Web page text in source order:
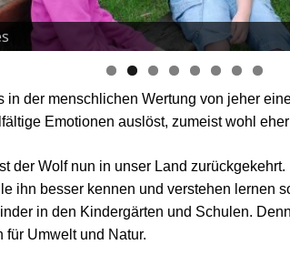
in der menschlichen Wertung von jeher
Emotionen auslöst, zumeist wohl
der Wolf nun in unser Land
ihn besser kennen und verstehen lernen
in den Kindergärten und Schulen.
für Umwelt und Natur.